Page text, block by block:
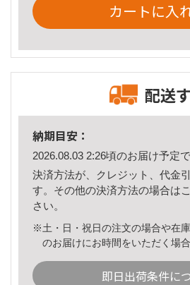
カートに入
配送
納期目安：
2026.08.03 2:26頃のお届け予定で
決済方法が、クレジット、代金
す。その他の決済方法の場合は
さい。
※土・日・祝日の注文の場合や在
のお届けにお時間をいただく場
即日出荷条件に